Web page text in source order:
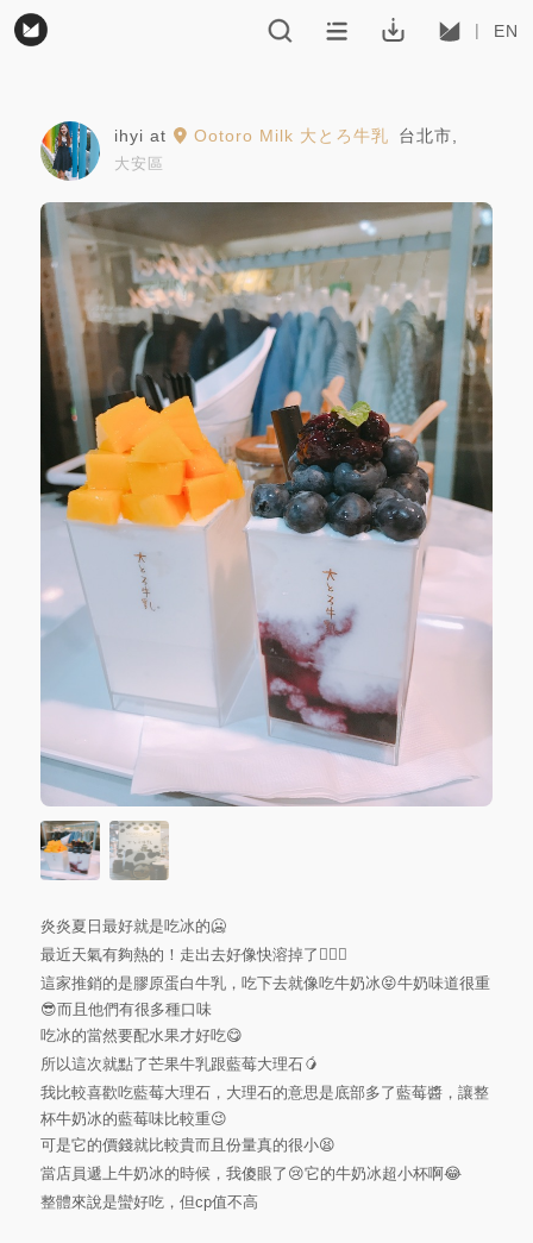
EN
ihyi at Ootoro Milk 大とろ牛乳 台北市
大安區
炎炎夏日最好就是吃冰的🥶
最近天氣有夠熱的！走出去好像快溶掉了🤦🏼‍♀️
這家推銷的是膠原蛋白牛乳，吃下去就像吃牛奶冰😝牛奶味道很重
😎而且他們有很多種口味
吃冰的當然要配水果才好吃😋
所以這次就點了芒果牛乳跟藍莓大理石🥭
我比較喜歡吃藍莓大理石，大理石的意思是底部多了藍莓醬，讓整
杯牛奶冰的藍莓味比較重😉
可是它的價錢就比較貴而且份量真的很小😫
當店員遞上牛奶冰的時候，我傻眼了😢它的牛奶冰超小杯啊😂
整體來說是蠻好吃，但cp值不高